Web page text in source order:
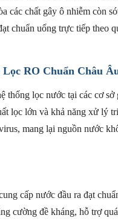
các chất gây ô nhiễm còn
chuẩn uống trực tiếp
RO Chuẩn Châu
lọc nước tại các cơ
lọc lớn và khả năng xử lý
mang lại nguồn nước
cấp nước đầu ra đạt
cường đề kháng, hỗ trợ